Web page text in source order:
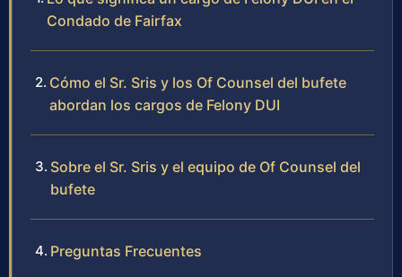
Condado de Fairfax
Cómo el Sr. Sris y los Of Counsel del bufete
abordan los cargos de Felony DUI
Sobre el Sr. Sris y el equipo de Of Counsel del
bufete
Preguntas Frecuentes